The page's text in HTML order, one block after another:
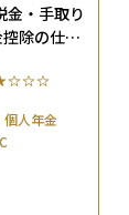
金・手取り
除の仕組
個人年金